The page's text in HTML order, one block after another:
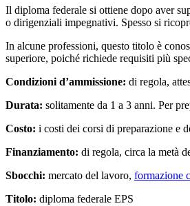
Il diploma federale si ottiene dopo aver
o dirigenziali impegnativi. Spesso si
In alcune professioni, questo titolo è
superiore, poiché richiede requisiti più
Condizioni d’ammissione: di regola,
Durata: solitamente da 1 a 3 anni. Per
Costo: i costi dei corsi di preparazione e
Finanziamento: di regola, circa la metà
Sbocchi: mercato del lavoro, formazione
Titolo: diploma federale EPS